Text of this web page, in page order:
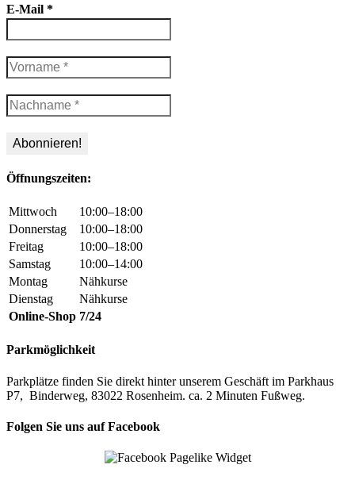
E-Mail *
Öffnungszeiten:
Mittwoch
10:00–18:00
Donnerstag
10:00–18:00
Freitag
10:00–18:00
Samstag
10:00–14:00
Montag
Nähkurse
Dienstag
Nähkurse
Online-Shop 7/24
Parkmöglichkeit
Parkplätze finden Sie direkt hinter unserem Geschäft im Parkhaus
P7, Binderweg, 83022 Rosenheim. ca. 2 Minuten Fußweg.
Folgen Sie uns auf Facebook